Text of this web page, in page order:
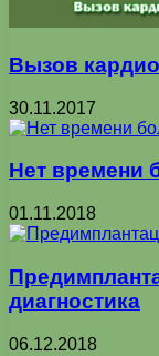
Вызов
30.11.2017
Нет времени
01.11.2018
диагностика
06.12.2018